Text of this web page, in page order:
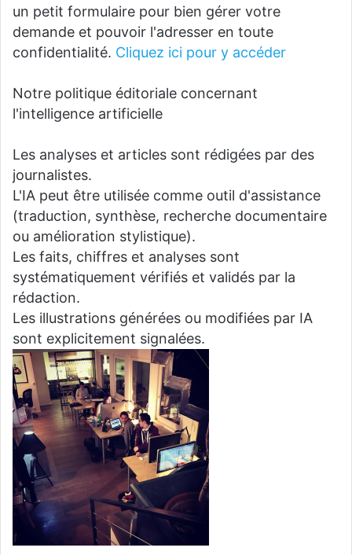
un petit formulaire pour bien gérer votre
demande et pouvoir l'adresser en toute
confidentialité. Cliquez ici pour y accéder
Notre politique éditoriale concernant
l'intelligence artificielle
Les analyses et articles sont rédigées par des
journalistes.
L'IA peut être utilisée comme outil d'assistance
(traduction, synthèse, recherche documentaire
ou amélioration stylistique).
Les faits, chiffres et analyses sont
systématiquement vérifiés et validés par la
rédaction.
Les illustrations générées ou modifiées par IA
sont explicitement signalées.